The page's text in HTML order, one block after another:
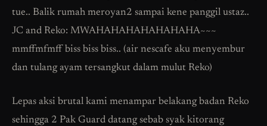
tue.. Balik rumah meroyan2 sampai kene panggil ustaz..
JC and Reko: MWAHAHAHAHAHAHAHA~~~
mmffmfmff biss biss biss.. (air nescafe aku menyembur
dan tulang ayam tersangkut dalam mulut Reko)
Lepas aksi brutal kami menampar belakang badan Reko
sehingga 2 Pak Guard datang sebab syak kitorang